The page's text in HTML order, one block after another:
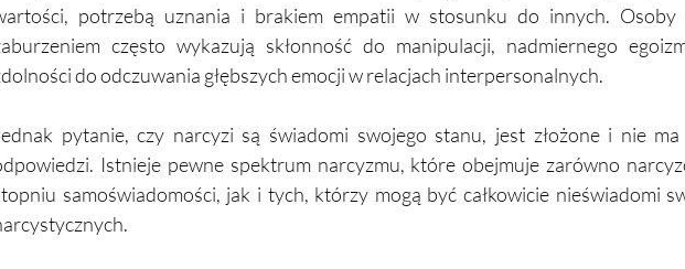
potrzebą uznania i brakiem empatii w stosunku do innych.
często wykazują skłonność do manipulacji, nadmiernego
do odczuwania głębszych emocji w relacjach interpersonalnych.
pytanie, czy narcyzi są świadomi swojego stanu, jest złożone i nie ma
Istnieje pewne spektrum narcyzmu, które obejmuje zarówno
samoświadomości, jak i tych, którzy mogą być całkowicie nieświadomi